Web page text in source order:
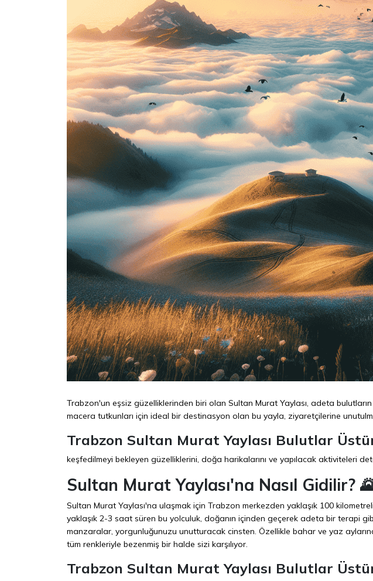
Trabzon'un eşsiz güzelliklerinden biri olan Sultan Murat Yaylası, adeta
macera tutkunları için ideal bir destinasyon olan bu yayla, ziyaretçilerine
Trabzon Sultan Murat Yaylası Bulutlar
keşfedilmeyi bekleyen güzelliklerini, doğa harikalarını ve yapılacak aktiviteleri
Sultan Murat Yaylası'na Nasıl Gidilir?
Sultan Murat Yaylası'na ulaşmak için Trabzon merkezden yaklaşık 100
yaklaşık 2-3 saat süren bu yolculuk, doğanın içinden geçerek adeta bir terapi
manzaralar, yorgunluğunuzu unutturacak cinsten. Özellikle bahar ve yaz
tüm renkleriyle bezenmiş bir halde sizi karşılıyor.
Trabzon Sultan Murat Yaylası Bulutlar